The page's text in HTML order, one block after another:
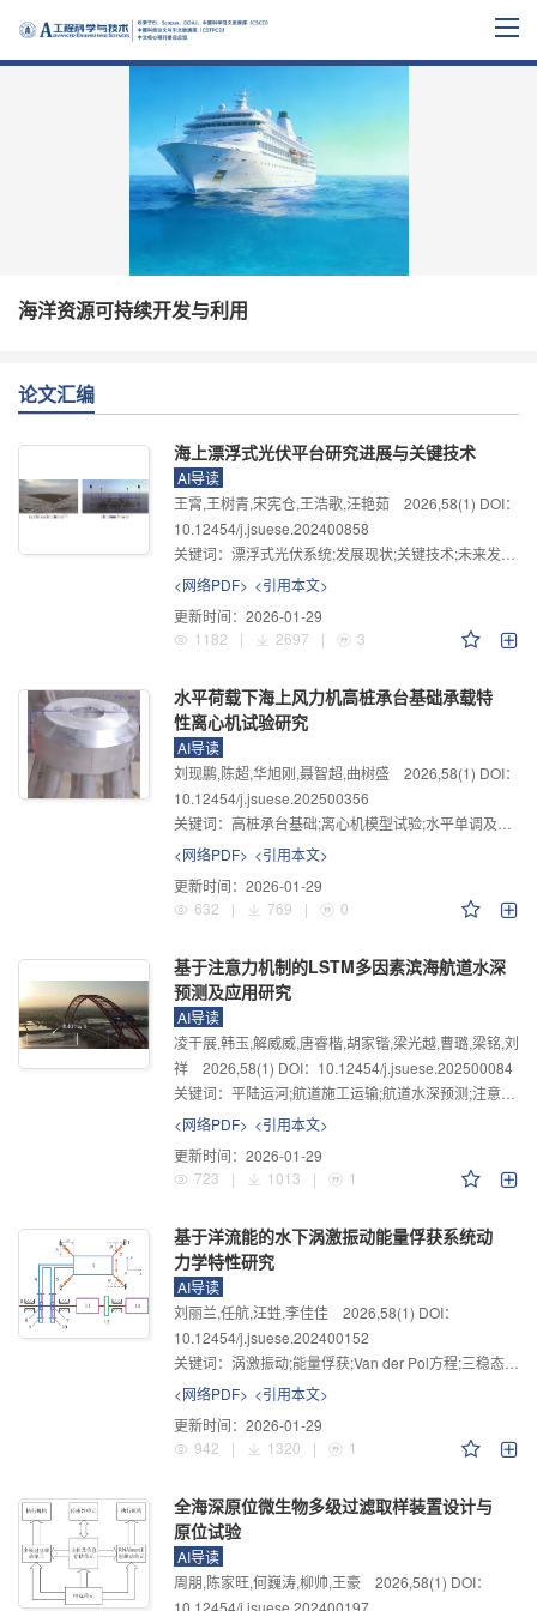
海洋资源可持续开发与利用
论文汇编
海上漂浮式光伏平台研究进展与关键技术
AI导读
王霄,王树青,宋宪仓,王浩歌,汪艳茹
2026,58(1) DOI：
10.12454/j.jsuese.202400858
关键词： 漂浮式光伏系统;发展现状;关键技术;未来发展趋势
<网络PDF> <引用本文>
更新时间： 2026-01-29
1182
| 2697 | 3
水平荷载下海上风力机高桩承台基础承载特
性离心机试验研究
AI导读
刘现鹏,陈超,华旭刚,聂智超,曲树盛
2026,58(1) DOI：
10.12454/j.jsuese.202500356
关键词： 高桩承台基础;离心机模型试验;水平单调及循环加载;荷载传递及分配;累积位移
<网络PDF> <引用本文>
更新时间： 2026-01-29
632
| 769 | 0
基于注意力机制的LSTM多因素滨海航道水深
预测及应用研究
AI导读
凌干展,韩玉,解威威,唐睿楷,胡家锴,梁光越,曹璐,梁铭,刘
祥
2026,58(1) DOI：10.12454/j.jsuese.202500084
关键词： 平陆运河;航道施工运输;航道水深预测;注意力机制;LSTM模型;航道运输辅助决策平台
<网络PDF> <引用本文>
更新时间： 2026-01-29
723
| 1013 | 1
基于洋流能的水下涡激振动能量俘获系统动
力学特性研究
AI导读
刘丽兰,任航,汪甡,李佳佳
2026,58(1) DOI：
10.12454/j.jsuese.202400152
关键词： 涡激振动;能量俘获;Van der Pol方程;三稳态;流固耦合
<网络PDF> <引用本文>
更新时间： 2026-01-29
942
| 1320 | 1
全海深原位微生物多级过滤取样装置设计与
原位试验
AI导读
周朋,陈家旺,何巍涛,柳帅,王豪
2026,58(1) DOI：
10.12454/j.jsuese.202400197